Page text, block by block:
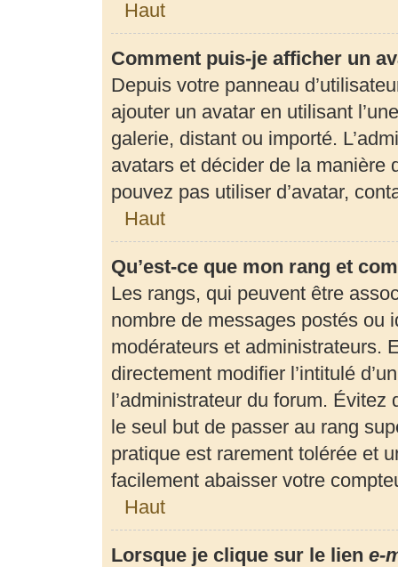
Haut
Comment puis-je afficher un
Depuis votre panneau
ajouter un avatar en utilisant
galerie, distant ou importé.
avatars et décider de la manière
pouvez pas utiliser d’avatar,
Haut
Qu’est-ce que mon rang et
Les rangs, qui peuvent être
nombre de messages postés ou
modérateurs et administrateurs.
directement modifier l’intitulé
l’administrateur du forum.
le seul but de passer au rang
pratique est rarement tolérée et
facilement abaisser votre
Haut
Lorsque je clique sur le lien e-